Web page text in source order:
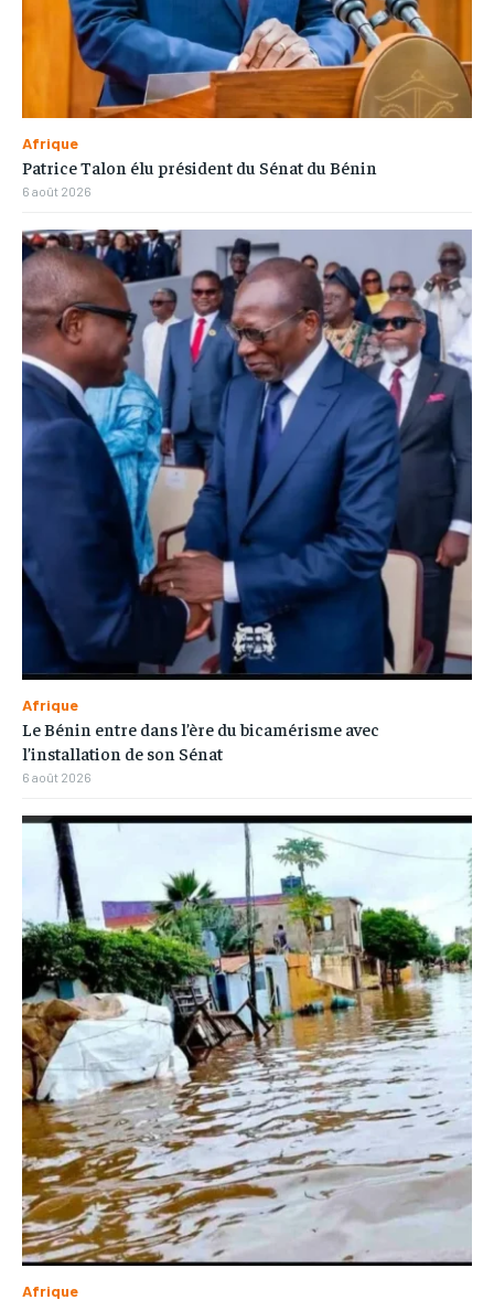
Afrique
Patrice Talon élu président du Sénat du Bénin
6 août 2026
Afrique
Le Bénin entre dans l’ère du bicamérisme avec
l’installation de son Sénat
6 août 2026
Afrique